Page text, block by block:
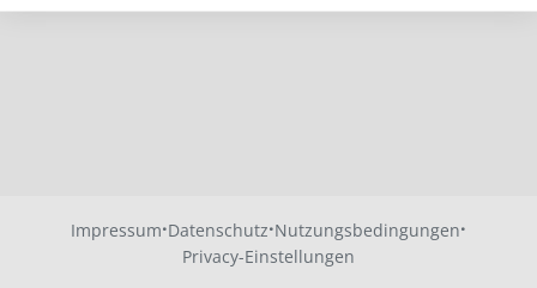
Impressum·Datenschutz·Nutzungsbedingungen·
Privacy-Einstellungen